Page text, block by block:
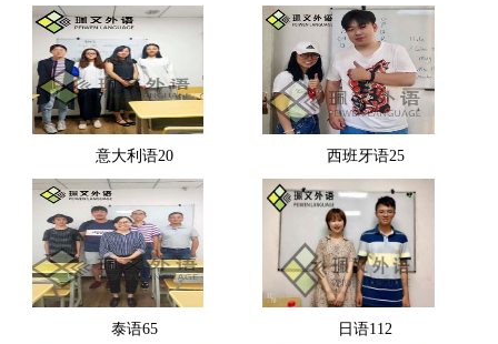
意大利语20 西班牙语25
泰语65 日语112